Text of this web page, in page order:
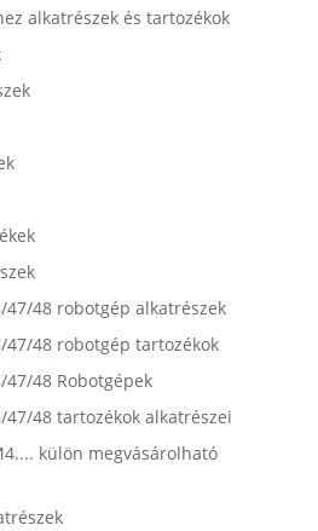
alkatrészek és tartozékok
48 robotgép alkatrészek
48 robotgép tartozékok
48 Robotgépek
48 tartozékok alkatrészei
külön megvásárolható